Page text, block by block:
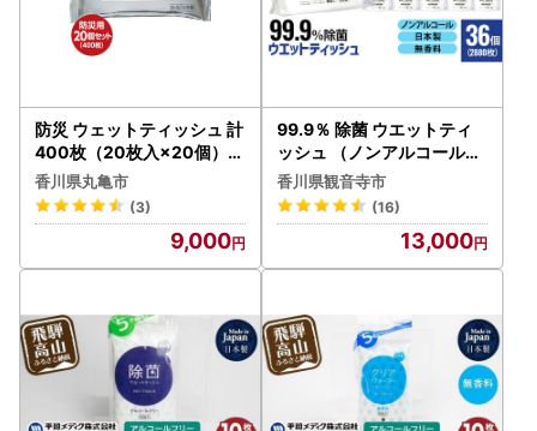
防災 ウェットティッシュ 計
400枚（20枚入×20個）ウ
ェットティッシュ 防災 日用
品 日用品
香川県丸亀市
(3)
9,000
99.9％ 除菌 ウエットティ
ッシュ （ノンアルコール）
80枚入×36個セット（288
0枚）
香川県観音寺市
(16)
13,000